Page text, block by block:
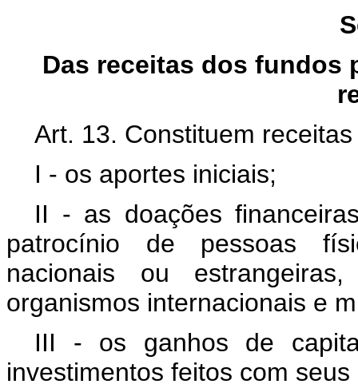
Das receitas dos fundos
Art. 13. Constituem
I - os aportes iniciais;
II - as doações
patrocínio de pessoas
nacionais ou
organismos internacionais e
III - os ganhos de
investimentos feitos com seus